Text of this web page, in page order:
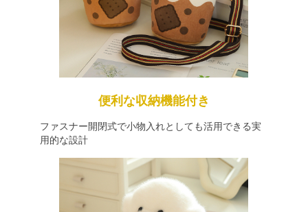
便利な収納機能付き
ファスナー開閉式で小物入れとしても活用できる実
用的な設計